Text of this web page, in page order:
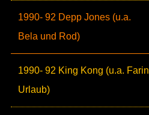
1990- 92 Depp Jones (u.a.
Bela und Rod)
1990- 92 King Kong (u.a. Farin
Urlaub)